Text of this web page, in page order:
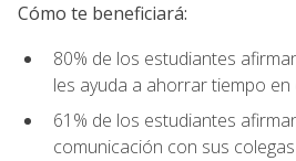
Cómo te beneficiará:
80% de los estudiantes
les ayuda a ahorrar tiempo en
61% de los estudiantes
comunicación con sus colegas